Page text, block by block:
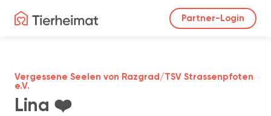
Partner-Login
Lina ❤️
Vergessene Seelen von Razgrad/TSV Strassenpfoten
e.V.